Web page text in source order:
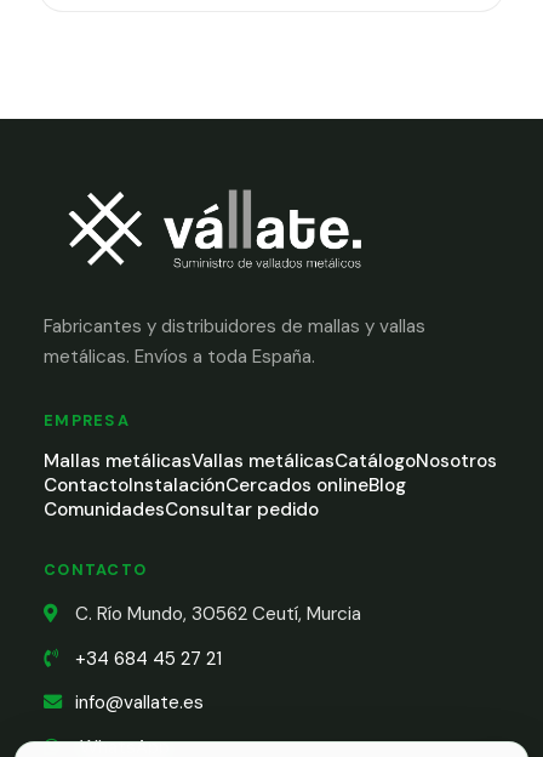
Fabricantes y distribuidores de mallas y vallas
metálicas. Envíos a toda España.
EMPRESA
Mallas metálicasVallas metálicasCatálogoNosotros
ContactoInstalaciónCercados onlineBlog
ComunidadesConsultar pedido
CONTACTO
C. Río Mundo, 30562 Ceutí, Murcia
+34 684 45 27 21
info@vallate.es
WhatsApp